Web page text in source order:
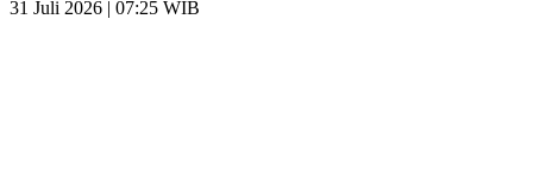
31 Juli 2026 | 07:25 WIB